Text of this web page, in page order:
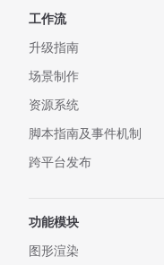
工作流
升级指南
场景制作
资源系统
脚本指南及事件机制
跨平台发布
功能模块
图形渲染